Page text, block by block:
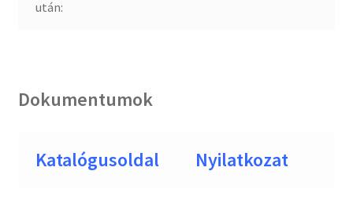
után:
Dokumentumok
Katalógusoldal Nyilatkozat